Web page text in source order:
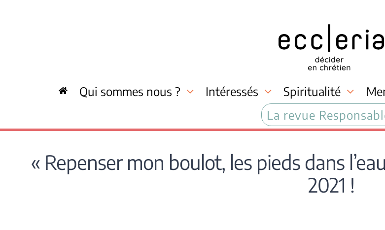
Qui sommes nous ? Intéressés Spiritualité
La revue
« Repenser mon boulot, les pieds dans
2021 !